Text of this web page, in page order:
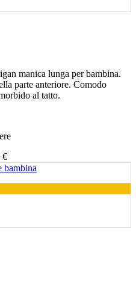
manica lunga per bambina.
parte anteriore. Comodo
al tatto.
€